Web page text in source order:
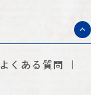
よくある質問